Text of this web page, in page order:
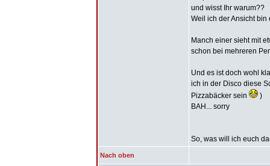
und wisst Ihr warum??
Weil ich der Ansicht bin
Manch einer sieht mit
schon bei mehreren
Und es ist doch wohl
ich in der Disco diese
Pizzabäcker sein
)
BAH... sorry
So, was will ich euch
Nach oben